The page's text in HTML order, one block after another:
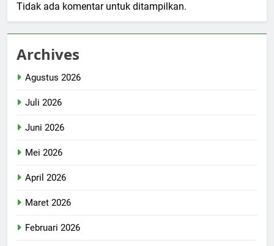
Tidak ada komentar untuk ditampilkan.
Archives
Agustus 2026
Juli 2026
Juni 2026
Mei 2026
April 2026
Maret 2026
Februari 2026